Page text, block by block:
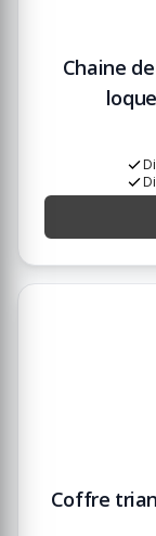
Chaine
Coffre